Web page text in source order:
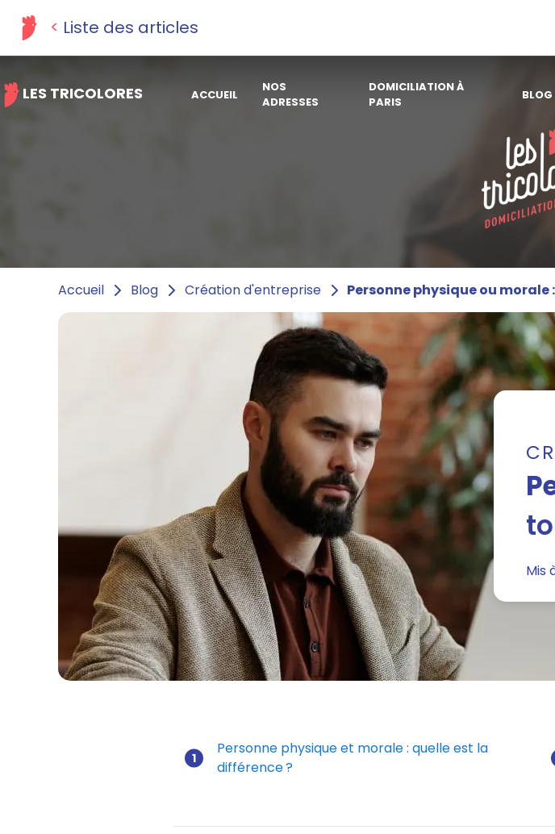
LES TRICOLORES ACCUEIL
NOS
ADRESSES
DOMICILIATION À
PARIS
BLOG
Liste des articles
Accueil Blog Création d'entreprise Personne physique ou
Personne physique ou morale : Les
Mis
Personne physique et morale : quelle est la
différence ?